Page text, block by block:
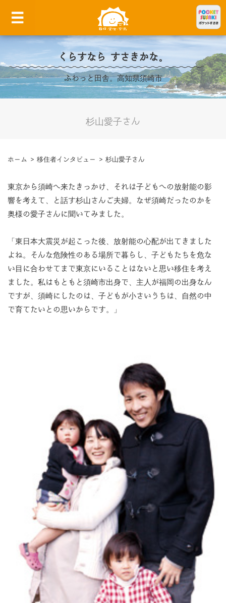
くらすなら すさきかな。
ふわっと田舎。高知県須崎市
杉山愛子さん
ホーム > 移住者インタビュー > 杉山愛子さん
東京から須崎へ来たきっかけ、それは子どもへの放射能の影
響を考えて、と話す杉山さんご夫婦。なぜ須崎だったのかを
奥様の愛子さんに聞いてみました。
「東日本大震災が起こった後、放射能の心配が出てきました
よね。そんな危険性のある場所で暮らし、子どもたちを危な
い目に合わせてまで東京にいることはないと思い移住を考え
ました。私はもともと須崎市出身で、主人が福岡の出身なん
ですが、須崎にしたのは、子どもが小さいうちは、自然の中
で育てたいとの思いからです。」